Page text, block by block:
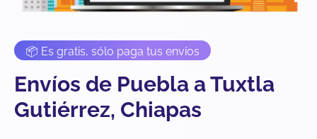
📦 Es gratis, sólo paga tus envíos
Envíos de Puebla a Tuxtla
Gutiérrez, Chiapas